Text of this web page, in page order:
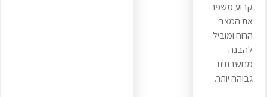
קבוע משפר
את המצב
הרוח ומוביל
להבנה
מחשבתית
גבוהה יותר.